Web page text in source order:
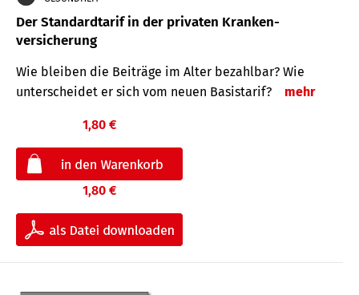
Der Standard­tarif in der privaten Kranken­
versicherung
Wie bleiben die Beiträge im Alter bezahlbar? Wie
unterscheidet er sich vom neuen Basistarif?
mehr
1,80 €
1,80 €